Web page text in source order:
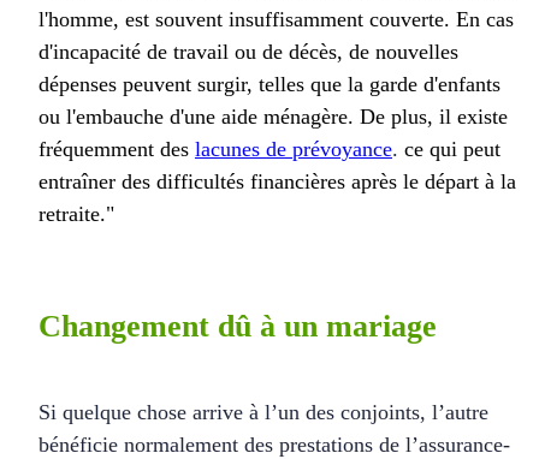
l'homme, est souvent insuffisamment couverte. En cas
d'incapacité de travail ou de décès, de nouvelles
dépenses peuvent surgir, telles que la garde d'enfants
ou l'embauche d'une aide ménagère. De plus, il existe
fréquemment des lacunes de prévoyance. ce qui peut
entraîner des difficultés financières après le départ à la
retraite."
Changement dû à un mariage
Si quelque chose arrive à l’un des conjoints, l’autre
bénéficie normalement des prestations de l’assurance-